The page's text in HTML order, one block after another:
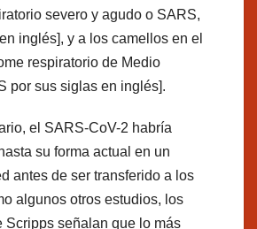
severo y agudo o SARS,
inglés], y a los camellos en el
respiratorio de Medio
por sus siglas en inglés].
el SARS-CoV-2 habría
su forma actual en un
antes de ser transferido a los
algunos otros estudios, los
Scripps señalan que lo más